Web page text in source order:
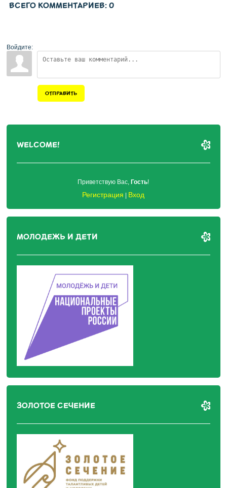
ВСЕГО КОММЕНТАРИЕВ:0
Войдите:
ОТПРАВИТЬ
WELCOME!
Приветствую Вас, Гость!
Регистрация Вход
МОЛОДЕЖЬ И ДЕТИ
ЗОЛОТОЕ СЕЧЕНИЕ